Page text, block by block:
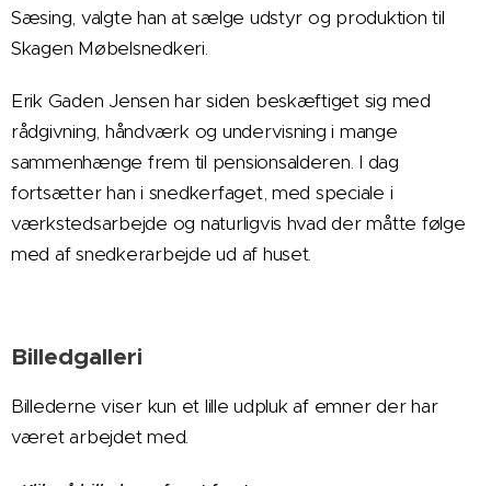
Sæsing, valgte han at sælge udstyr og produktion til
Skagen Møbelsnedkeri.
Erik Gaden Jensen har siden beskæftiget sig med
rådgivning, håndværk og undervisning i mange
sammenhænge frem til pensionsalderen. I dag
fortsætter han i snedkerfaget, med speciale i
værkstedsarbejde og naturligvis hvad der måtte følge
med af snedkerarbejde ud af huset.
Billedgalleri
Billederne viser kun et lille udpluk af emner der har
været arbejdet med.